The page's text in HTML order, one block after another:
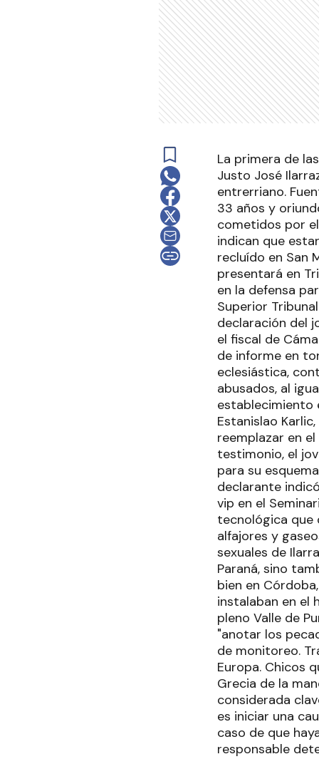
La primera de
Justo José
entrerriano.
33 años y
cometidos por
indican que
recluído en San
presentará en
en la defensa
Superior
declaración del
el fiscal de
de informe en
eclesiástica,
abusados, al
establecimiento
Estanislao
reemplazar en
testimonio, el
para su
declarante
vip en el
tecnológica que
alfajores y
sexuales de
Paraná, sino
bien en
instalaban en el
pleno Valle de
"anotar los
de monitoreo.
Europa. Chicos
Grecia de la
considerada
es iniciar una
caso de que
responsable